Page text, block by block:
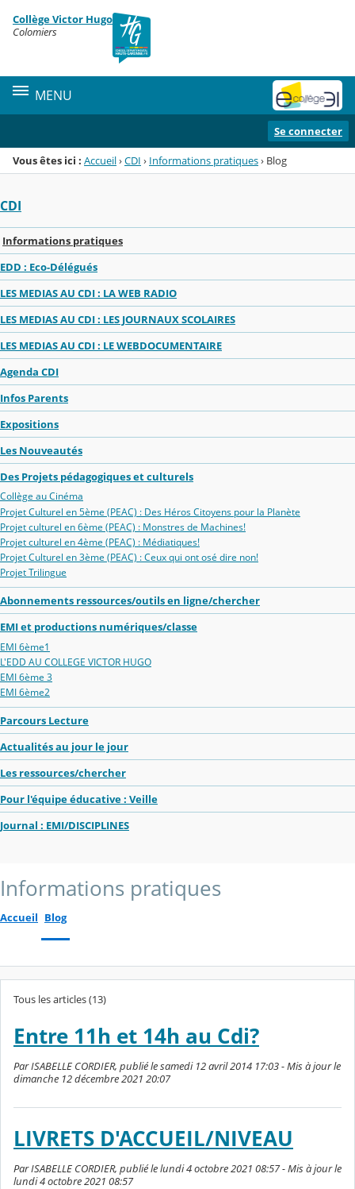
Menu de la rubrique
Contenu
Collège Victor Hugo
Colomiers
MENU
Se connecter
Vous êtes ici : Accueil›CDI › Informations pratiques› Blog
CDI
Informations pratiques
EDD : Eco-Délégués
LES MEDIAS AU CDI : LA WEB RADIO
LES MEDIAS AU CDI : LES JOURNAUX SCOLAIRES
LES MEDIAS AU CDI : LE WEBDOCUMENTAIRE
Agenda CDI
Infos Parents
Expositions
Les Nouveautés
Des Projets pédagogiques et culturels
Collège au Cinéma
Projet Culturel en 5ème (PEAC) : Des Héros Citoyens pour la Planète
Projet culturel en 6ème (PEAC) : Monstres de Machines!
Projet culturel en 4ème (PEAC) : Médiatiques!
Projet Culturel en 3ème (PEAC) : Ceux qui ont osé dire non!
Projet Trilingue
Abonnements ressources/outils en ligne/chercher
EMI et productions numériques/classe
EMI 6ème1
L'EDD AU COLLEGE VICTOR HUGO
EMI 6ème 3
EMI 6ème2
Parcours Lecture
Actualités au jour le jour
Les ressources/chercher
Pour l'équipe éducative : Veille
Journal : EMI/DISCIPLINES
Informations pratiques
Accueil Blog
Tous les articles (13)
Entre 11h et 14h au Cdi?
Par ISABELLE CORDIER, publié le samedi 12 avril 2014 17:03 - Mis à jour le
dimanche 12 décembre 2021 20:07
LIVRETS D'ACCUEIL/NIVEAU
Par ISABELLE CORDIER, publié le lundi 4 octobre 2021 08:57 - Mis à jour le
lundi 4 octobre 2021 08:57